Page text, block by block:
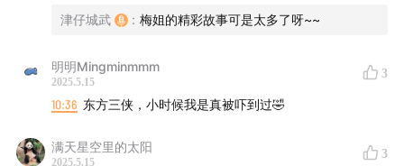
道就有天后相！
津仔城武 : 梅姐的精彩故事可是太多了呀~~
明明Mingminmmm
2025.5.15
3
10:36 东方三侠，小时候我是真被吓到过🤣
满天星空里的太阳
2025.5.15
3